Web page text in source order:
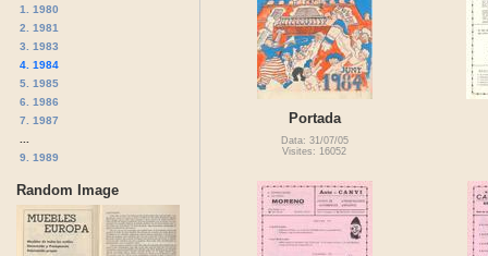
1. 1980
2. 1981
3. 1983
4. 1984
5. 1985
6. 1986
7. 1987
9. 1989
Random Image
Portada
Data: 31/07/05
Visites: 16052